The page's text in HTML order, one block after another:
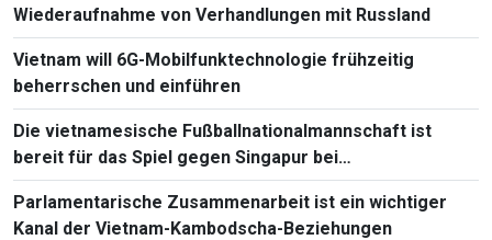
Wiederaufnahme von Verhandlungen mit Russland
Vietnam will 6G-Mobilfunktechnologie frühzeitig
beherrschen und einführen
Die vietnamesische Fußballnationalmannschaft ist
bereit für das Spiel gegen Singapur bei
Südostasienmeisterschaft 2026
Parlamentarische Zusammenarbeit ist ein wichtiger
Kanal der Vietnam-Kambodscha-Beziehungen